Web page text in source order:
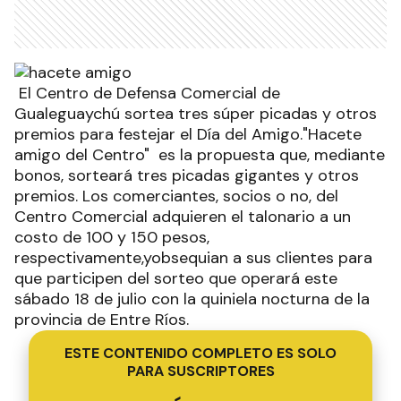
El Centro de Defensa Comercial de
Gualeguaychú sortea tres súper picadas y otros
premios para festejar el Día del Amigo."Hacete
amigo del Centro" es la propuesta que, mediante
bonos, sorteará tres picadas gigantes y otros
premios. Los comerciantes, socios o no, del
Centro Comercial adquieren el talonario a un
costo de 100 y 150 pesos,
respectivamente,yobsequian a sus clientes para
que participen del sorteo que operará este
sábado 18 de julio con la quiniela nocturna de la
provincia de Entre Ríos.
ESTE CONTENIDO COMPLETO ES SOLO
PARA SUSCRIPTORES